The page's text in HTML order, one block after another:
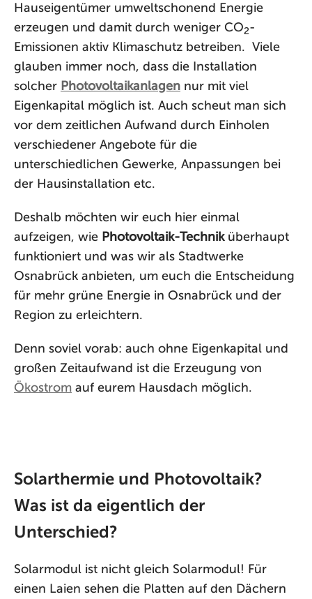
Hauseigentümer umweltschonend Energie
erzeugen und damit durch weniger CO2-
Emissionen aktiv Klimaschutz betreiben. Viele
glauben immer noch, dass die Installation
solcher Photovoltaikanlagen nur mit viel
Eigenkapital möglich ist. Auch scheut man sich
vor dem zeitlichen Aufwand durch Einholen
verschiedener Angebote für die
unterschiedlichen Gewerke, Anpassungen bei
der Hausinstallation etc.
Deshalb möchten wir euch hier einmal
aufzeigen, wie Photovoltaik-Techniküberhaupt
funktioniert und was wir als Stadtwerke
Osnabrück anbieten, um euch die Entscheidung
für mehr grüne Energie in Osnabrück und der
Region zu erleichtern.
Denn soviel vorab: auch ohne Eigenkapital und
großen Zeitaufwand ist die Erzeugung von
Ökostrom auf eurem Hausdach möglich.
Solarthermie und Photovoltaik?
Was ist da eigentlich der
Unterschied?
Solarmodul ist nicht gleich Solarmodul! Für
einen Laien sehen die Platten auf den Dächern